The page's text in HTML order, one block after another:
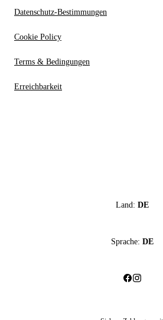
Datenschutz-Bestimmungen
Cookie Policy
Terms & Bedingungen
Erreichbarkeit
Land: DE
Sprache: DE